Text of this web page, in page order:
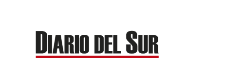
contenido